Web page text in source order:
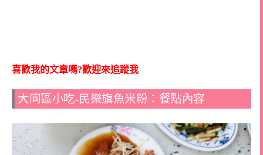
喜歡我的文章嗎?歡迎來追蹤我
大同區小吃-民樂旗魚米粉：餐點內容